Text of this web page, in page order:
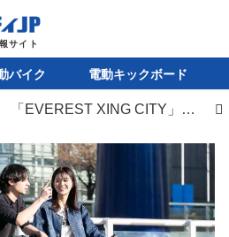
バイク 電動キックボード
「EVEREST XING CITY」シリーズは特定小型原付と電動アシスト自転車の二本立てで、驚異の登坂性能51％を誇る